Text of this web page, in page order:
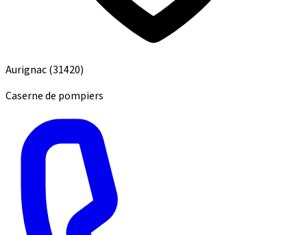
Aurignac(31420)
Caserne de pompiers